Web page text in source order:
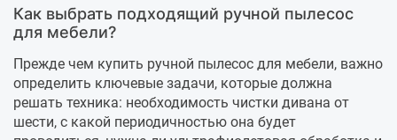
Как выбрать подходящий ручной пылесос
для мебели?
Прежде чем купить ручной пылесос для мебели, важно
определить ключевые задачи, которые должна
решать техника: необходимость чистки дивана от
шести, с какой периодичностью она будет